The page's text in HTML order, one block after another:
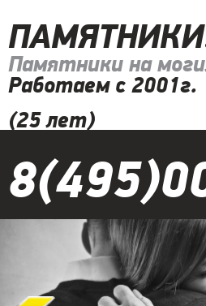
Памятники на
Работаем с 2001г.
(25 лет)